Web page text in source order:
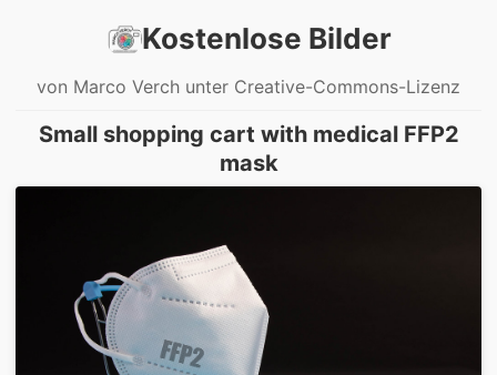
Kostenlose Bilder
von Marco Verch unter Creative-Commons-Lizenz
Small shopping cart with medical FFP2
mask